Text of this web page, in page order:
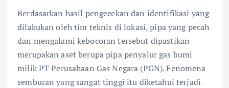
Berdasarkan hasil pengecekan dan identifikasi yang
dilakukan oleh tim teknis di lokasi, pipa yang pecah
dan mengalami kebocoran tersebut dipastikan
merupakan aset berupa pipa penyalur gas bumi
milik PT Perusahaan Gas Negara (PGN). Fenomena
semburan yang sangat tinggi itu diketahui terjadi